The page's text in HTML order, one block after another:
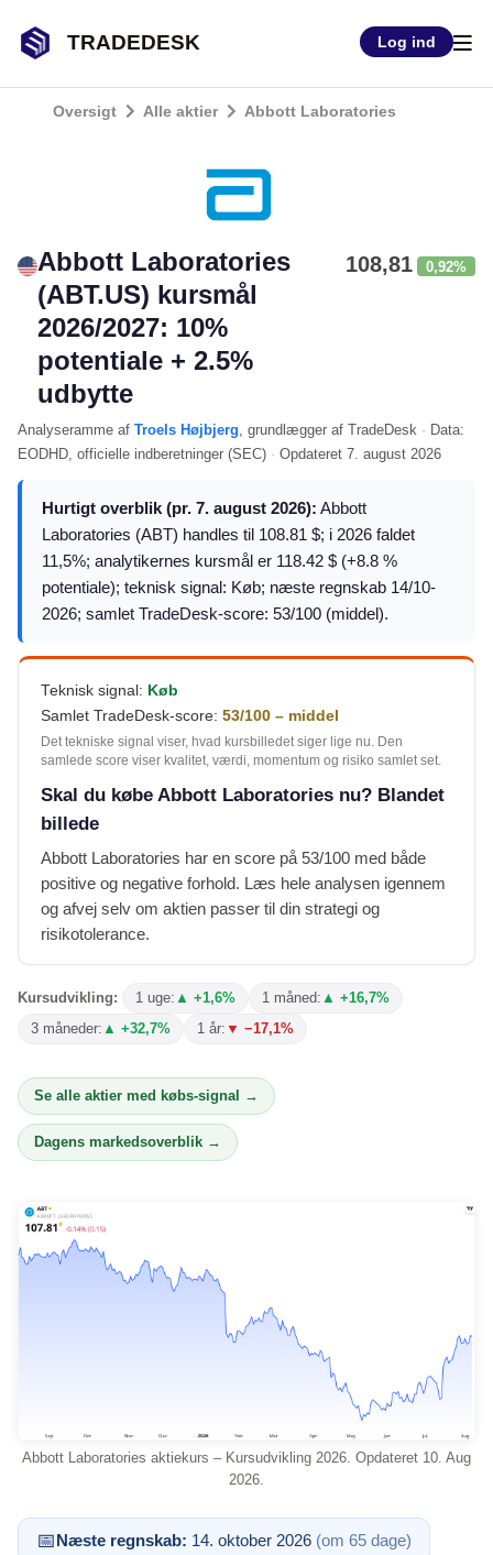
TRADEDESK Log ind
Oversigt Alle aktier Abbott Laboratories
Abbott Laboratories
(ABT.US) kursmål
2026/2027: 10%
potentiale + 2.5%
udbytte
108,81 0,92%
Analyseramme af Troels Højbjerg, grundlægger af TradeDesk · Data:
EODHD, officielle indberetninger (SEC) · Opdateret 7. august 2026
Hurtigt overblik (pr. 7. august 2026): Abbott
Laboratories (ABT) handles til 108.81 $; i 2026 faldet
11,5%; analytikernes kursmål er 118.42 $ (+8.8 %
potentiale); teknisk signal: Køb; næste regnskab 14/10-
2026; samlet TradeDesk-score: 53/100 (middel).
Teknisk signal: Køb
Samlet TradeDesk-score: 53/100 – middel
Det tekniske signal viser, hvad kursbilledet siger lige nu. Den
samlede score viser kvalitet, værdi, momentum og risiko samlet set.
Skal du købe Abbott Laboratories nu? Blandet
billede
Abbott Laboratories har en score på 53/100 med både
positive og negative forhold. Læs hele analysen igennem
og afvej selv om aktien passer til din strategi og
risikotolerance.
Kursudvikling: 1 uge: ▲ +1,6% 1 måned: ▲ +16,7%
3 måneder: ▲ +32,7% 1 år: ▼ −17,1%
Se alle aktier med købs-signal →
Dagens markedsoverblik →
Abbott Laboratories aktiekurs – Kursudvikling 2026. Opdateret 10. Aug
2026.
📅Næste regnskab: 14. oktober 2026 (om 65 dage)